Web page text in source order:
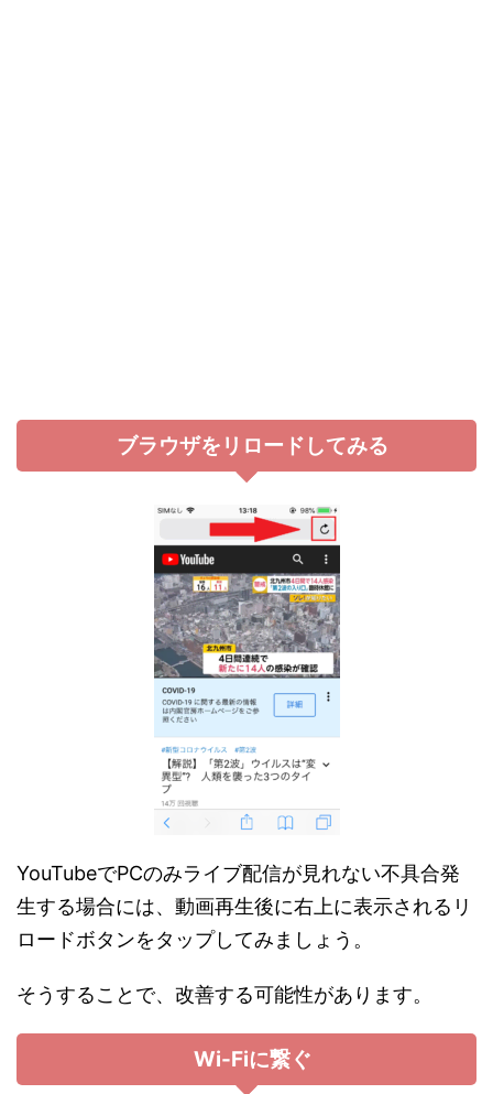
ブラウザをリロードしてみる
YouTubeでPCのみライブ配信が見れない不具合発
生する場合には、動画再生後に右上に表示されるリ
ロードボタンをタップしてみましょう。
そうすることで、改善する可能性があります。
Wi-Fiに繋ぐ